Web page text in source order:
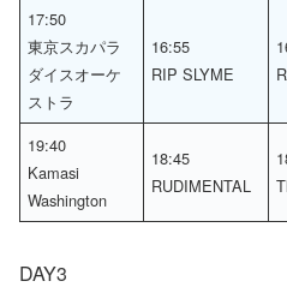
17:50
東京スカパラ
ダイスオーケ
ストラ
16:55
RIP SLYME
19:40
Kamasi
Washington
18:45
RUDIMENTAL
DAY3